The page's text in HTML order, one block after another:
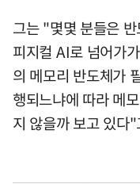
그는 "몇몇 분들은
피지컬 AI로 넘어가
의 메모리 반도체가
행되느냐에 따라 메
지 않을까 보고 있다